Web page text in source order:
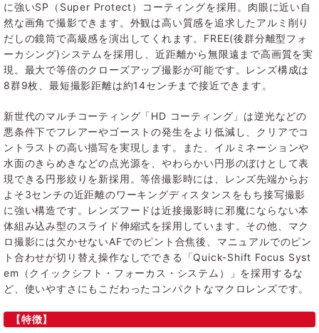
に強いSP（Super Protect）コーティングを採用。肉眼に近い自
然な画角で撮影できます。外観は高い質感を追求したアルミ削り
だしの鏡筒で高級感を演出してくれます。FREE(後群分離型フォ
ーカシング)システムを採用し、近距離から無限遠まで高画質を実
現。最大で等倍のクローズアップ撮影が可能です。レンズ構成は
8群9枚、最短撮影距離は約14センチまで接近できます。
新世代のマルチコーティング「HD コーティング」は逆光などの
悪条件下でフレアーやゴーストの発生をより低減し、クリアでコ
ントラストの高い描写を実現します。また、イルミネーションや
水面のきらめきなどの点光源を、やわらかい円形のぼけとして表
現できる円形絞りを新採用。等倍撮影時には、レンズ先端からお
よそ3センチの近距離のワーキングディスタンスをもち接写撮影
に強い構造です。レンズフードは近接撮影時に邪魔にならない本
体組み込み型のスライド伸縮式を採用しています。その他、マク
ロ撮影には欠かせないAFでのピント合焦後、マニュアルでのピン
ト合わせが切り替え操作なしでできる「Quick-Shift Focus Syst
em（クイックシフト・フォーカス・システム）」を採用するな
ど、使いやすさにもこだわったコンパクトなマクロレンズです。
【特徴】